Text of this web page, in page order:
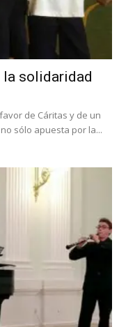
la solidaridad
de Cáritas y de un
sólo apuesta por la...